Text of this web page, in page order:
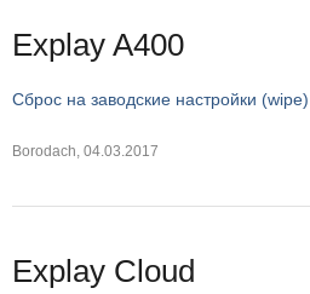
Explay A400
Сброс на заводские настройки (wipe)
Borodach, 04.03.2017
Explay Cloud